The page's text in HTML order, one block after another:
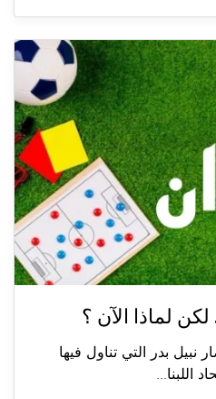
لكن لماذا الآن ؟
نبيل بدر التي تناول فيها
اللبنا...